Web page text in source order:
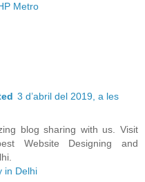
Metro
3 d’abril del 2019, a les
blog sharing with us. Visit
Website Designing and
in Delhi